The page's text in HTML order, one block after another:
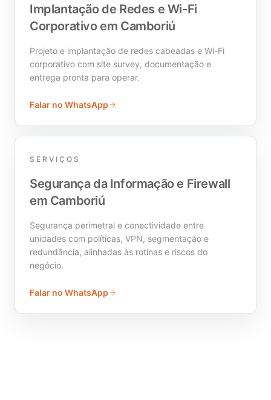
Implantação de Redes e Wi-Fi
Corporativo em Camboriú
Projeto e implantação de redes cabeadas e Wi-Fi
corporativo com site survey, documentação e
entrega pronta para operar.
Falar no WhatsApp
SERVIÇOS
Segurança da Informação e Firewall
em Camboriú
Segurança perimetral e conectividade entre
unidades com políticas, VPN, segmentação e
redundância, alinhadas às rotinas e riscos do
negócio.
Falar no WhatsApp